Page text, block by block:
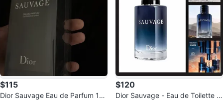
$115
Dior Sauvage Eau de Parfum 10
$120
Dior Sauvage - Eau de Toilette 1